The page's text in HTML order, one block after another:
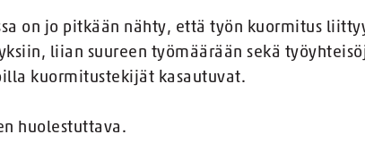
on jo pitkään nähty, että työn kuormitus
liian suureen työmäärään sekä
kuormitustekijät kasautuvat.
huolestuttava.